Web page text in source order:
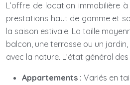
L’offre de location immobilière
prestations haut de gamme et
la saison estivale. La taille
balcon, une terrasse ou un
avec la nature. L’état général
Appartements : Variés en